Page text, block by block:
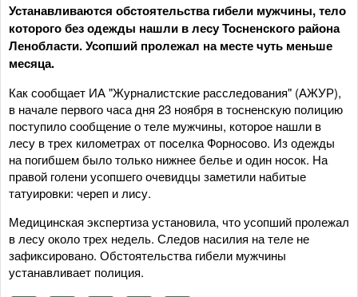
Устанавливаются обстоятельства гибели мужчины, тело
которого без одежды нашли в лесу Тосненского района
Ленобласти. Усопший пролежал на месте чуть меньше
месяца.
Как сообщает ИА "Журналистские расследования" (АЖУР),
в начале первого часа дня 23 ноября в тосненскую полицию
поступило сообщение о теле мужчины, которое нашли в
лесу в трех километрах от поселка Форносово. Из одежды
на погибшем было только нижнее белье и один носок. На
правой голени усопшего очевидцы заметили набитые
татуировки: череп и лису.
Медицинская экспертиза установила, что усопший пролежал
в лесу около трех недель. Следов насилия на теле не
зафиксировано. Обстоятельства гибели мужчины
устанавливает полиция.